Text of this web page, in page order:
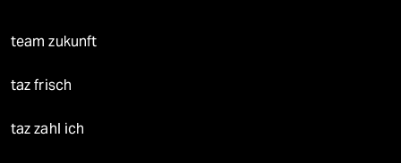
team zukunft
taz frisch
taz zahl ich